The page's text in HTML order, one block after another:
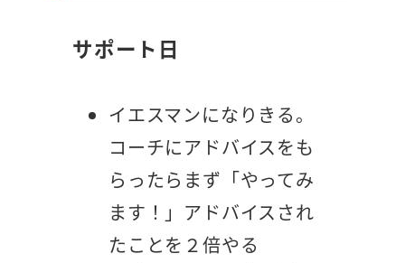
サポート日
イエスマンになりきる。
コーチにアドバイスをも
らったらまず「やってみ
ます！」アドバイスされ
たことを２倍やる